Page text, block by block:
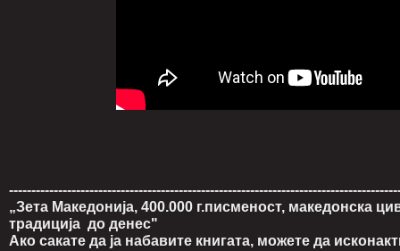
„Зета Македонија, 400.000 г.писменост, македонска
традиција до денес"
Ако сакате да ја набавите книгата, можете да